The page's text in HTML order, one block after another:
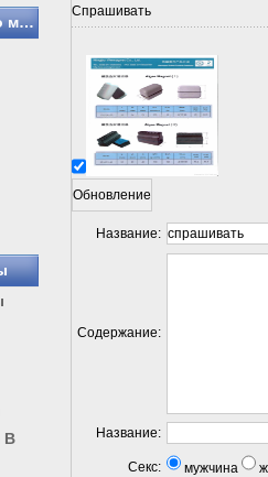
Спрашивать
Название:
Содержание:
Название:
Секс: мужчина
Материалы постоянного магнита
B